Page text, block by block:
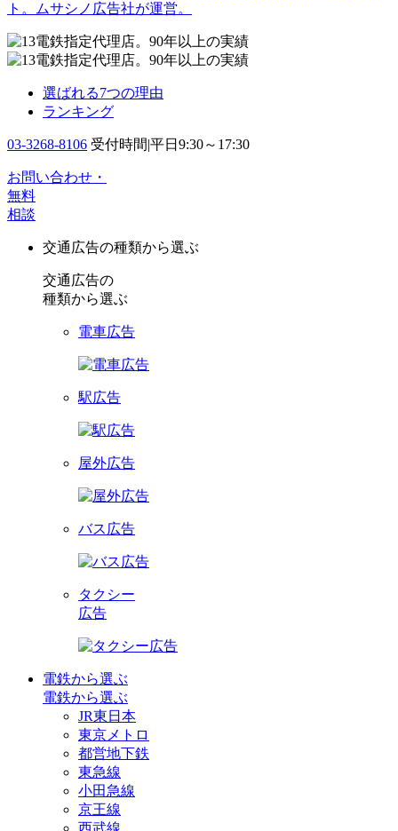
ト。ムサシノ広告社が運営。
選ばれる7つの理由
ランキング
03-3268-8106 受付時間|平日9:30～17:30
お問い合わせ・
無料
相談
交通広告の種類から選ぶ
交通広告の
種類から選ぶ
電車広告
駅広告
屋外広告
バス広告
タクシー
広告
電鉄から選ぶ
電鉄から選ぶ
JR東日本
東京メトロ
都営地下鉄
東急線
小田急線
京王線
西武線